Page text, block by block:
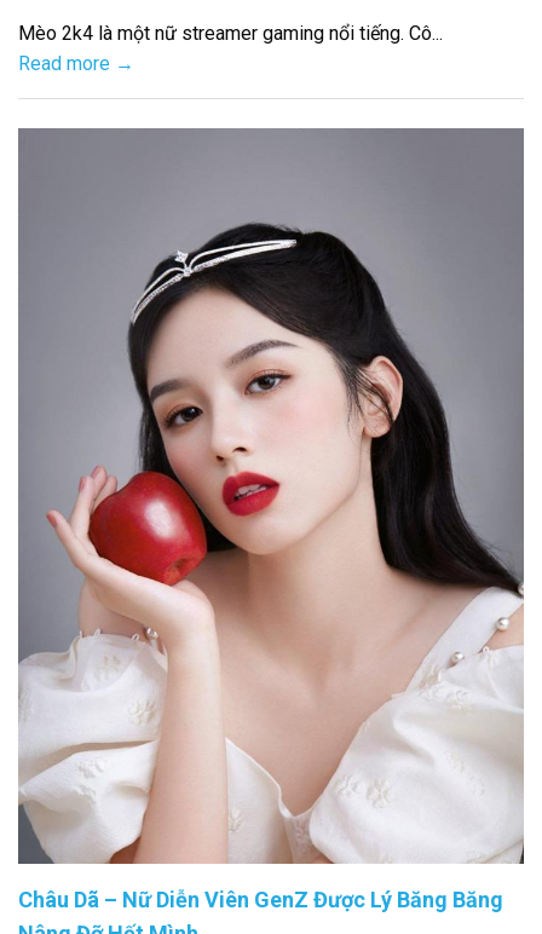
Mèo 2k4 là một nữ streamer gaming nổi tiếng. Cô...
Read more →
Châu Dã – Nữ Diễn Viên GenZ Được Lý Băng Băng